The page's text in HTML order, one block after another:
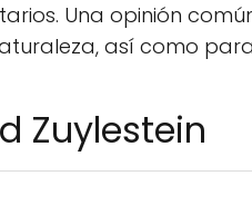
Una opinión
así como
Zuylestein